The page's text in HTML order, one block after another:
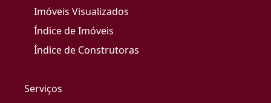
Imóveis Visualizados
Índice de Imóveis
Índice de Construtoras
Serviços